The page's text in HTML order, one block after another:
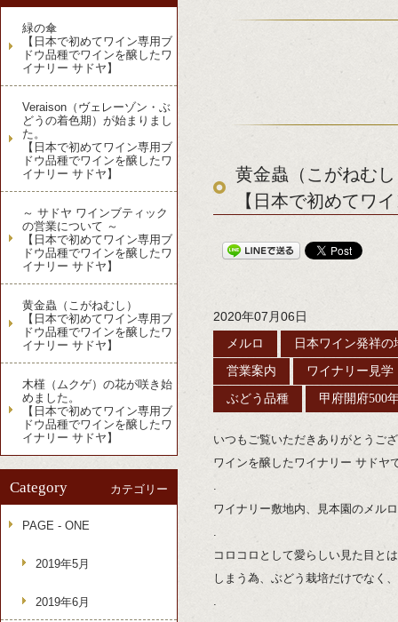
黄金蟲（こがねむ
【日本で初めてワ
2020年07月06日
メルロ 日本ワイン発祥の
営業案内 ワイナリー見学
ぶどう品種 甲府開府500
いつもご覧いただきありがとうご
ワインを醸したワイナリー サドヤ
.
ワイナリー敷地内、見本園のメル
.
コロコロとして愛らしい見た目と
しまう為、ぶどう栽培だけでなく
.
緑の傘
【日本で初めてワイン専用ブ
ドウ品種でワインを醸したワ
イナリー サドヤ】
Veraison（ヴェレーゾン・ぶ
どうの着色期）が始まりまし
た。
【日本で初めてワイン専用ブ
ドウ品種でワインを醸したワ
イナリー サドヤ】
～ サドヤ ワインブティック
の営業について ～
【日本で初めてワイン専用ブ
ドウ品種でワインを醸したワ
イナリー サドヤ】
黄金蟲（こがねむし）
【日本で初めてワイン専用ブ
ドウ品種でワインを醸したワ
イナリー サドヤ】
木槿（ムクゲ）の花が咲き始
めました。
【日本で初めてワイン専用ブ
ドウ品種でワインを醸したワ
イナリー サドヤ】
Category カテゴリー
PAGE - ONE
2019年5月
2019年6月